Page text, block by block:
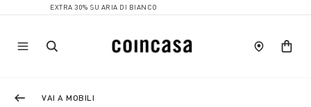
EXTRA 30% SU ARIA DI BIANCO
VAI A MOBILI